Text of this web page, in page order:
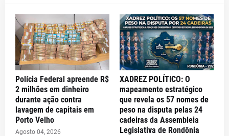
Polícia Federal apreende R$
2 milhões em dinheiro
durante ação contra
lavagem de capitais em
Porto Velho
Agosto 04, 2026
XADREZ POLÍTICO: O
mapeamento estratégico
que revela os 57 nomes de
peso na disputa pelas 24
cadeiras da Assembleia
Legislativa de Rondônia